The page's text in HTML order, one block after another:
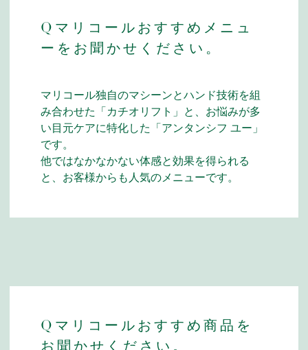
Qマリコールおすすめメニュ
ーをお聞かせください。
マリコール独自のマシーンとハンド技術を組
み合わせた「カチオリフト」と、お悩みが多
い目元ケアに特化した「アンタンシフ ユー」
です。
他ではなかなかない体感と効果を得られる
と、お客様からも人気のメニューです。
Qマリコールおすすめ商品を